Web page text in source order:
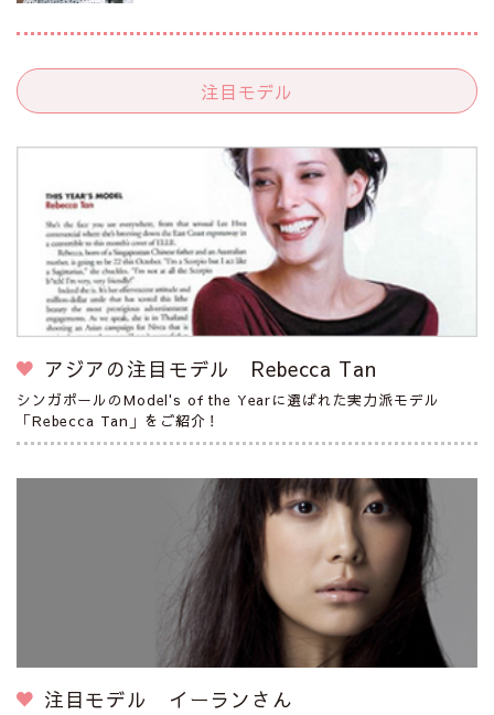
注目モデル
アジアの注目モデル Rebecca Tan
シンガポールのModel's of the Yearに選ばれた実力派モデル
「Rebecca Tan」をご紹介！
注目モデル イーランさん